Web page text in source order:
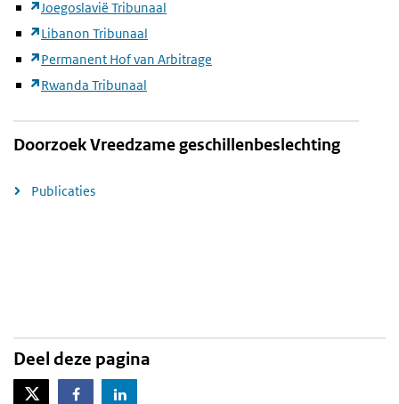
Joegoslavië Tribunaal
Libanon Tribunaal
Permanent Hof van Arbitrage
Rwanda Tribunaal
Doorzoek Vreedzame geschillenbeslechting
Publicaties
Deel deze pagina
X-TwitterFacebookLinkedIn